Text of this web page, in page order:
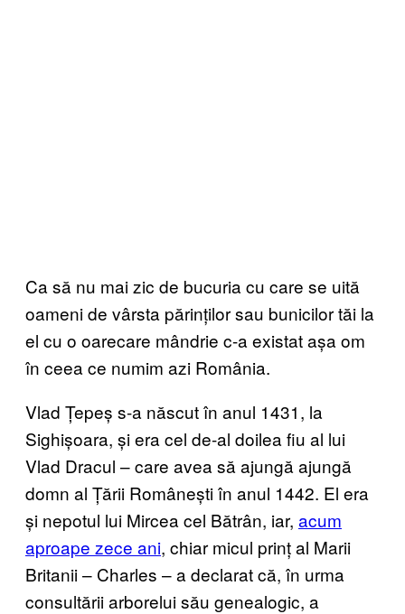
Ca să nu mai zic de bucuria cu care se uită
oameni de vârsta părinților sau bunicilor tăi la
el cu o oarecare mândrie c-a existat așa om
în ceea ce numim azi România.
Vlad Țepeș s-a născut în anul 1431, la
Sighișoara, și era cel de-al doilea fiu al lui
Vlad Dracul – care avea să ajungă ajungă
domn al Țării Românești în anul 1442. El era
și nepotul lui Mircea cel Bătrân, iar, acum
aproape zece ani, chiar micul prinț al Marii
Britanii – Charles – a declarat că, în urma
consultării arborelui său genealogic, a